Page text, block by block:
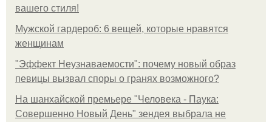
вашего стиля!
Мужской гардероб: 6 вещей, которые нравятся
женщинам
"Эффект Неузнаваемости": почему новый образ
певицы вызвал споры о гранях возможного?
На шанхайской премьере "Человека - Паука:
Совершенно Новый День" зендея выбрала не